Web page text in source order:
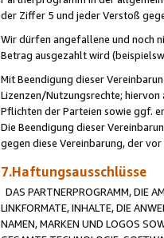
der Ziffer 5 und jeder Verstoß
Wir dürfen angefallene und noch
Betrag ausgezahlt wird
Mit Beendigung dieser
Lizenzen/Nutzungsrechte;
Pflichten der Parteien sowie ggf.
Die Beendigung dieser
gegen diese Vereinbarung, der
7.Haftungsausschlüsse
DAS PARTNERPROGRAMM, DIE
LINKFORMATE, INHALTE, DIE
NAMEN, MARKEN UND LOGOS